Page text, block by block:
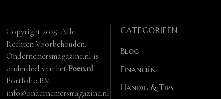
Copyright 2025. Alle
Rechten Voorbehouden.
Ondernemersmagazine.nl is
onderdeel van hetPoen.nl
Portfolio B.V.
info@ondernemersmagazine.nl.
CATEGORIEËN
Blog
Financiën
Handig & Tips